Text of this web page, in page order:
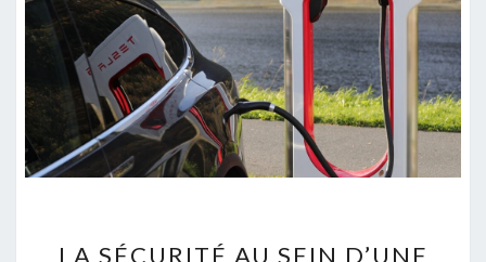
LA SÉCURITÉ AU SEIN D’UNE